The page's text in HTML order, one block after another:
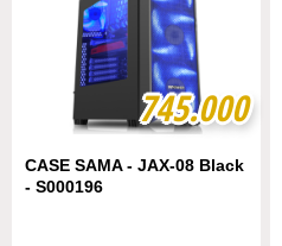
745.000
745.000
CASE SAMA - JAX-08 Black
- S000196